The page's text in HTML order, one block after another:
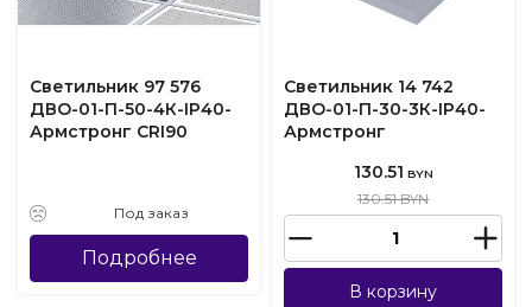
Светильник 97 576
ДВО-01-П-50-4К-IP40-
Армстронг CRI90
Под заказ
Подробнее
Светильник 14 742
ДВО-01-П-30-3К-IP40-
Армстронг
130.51 BYN
130.51 BYN
В корзину